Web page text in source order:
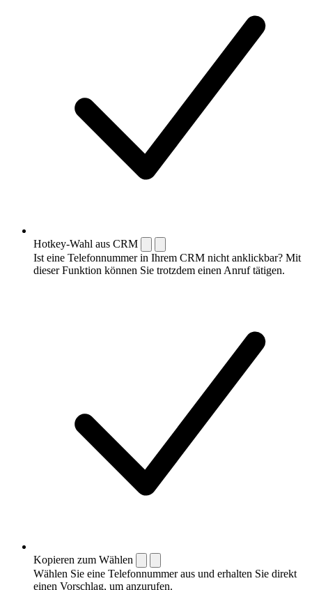
Hotkey-Wahl aus CRM
Ist eine Telefonnummer in Ihrem CRM nicht anklickbar? Mit
dieser Funktion können Sie trotzdem einen Anruf tätigen.
Kopieren zum Wählen
Wählen Sie eine Telefonnummer aus und erhalten Sie direkt
einen Vorschlag, um anzurufen.